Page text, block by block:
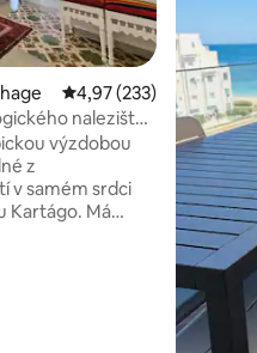
Průměrné hodnocení
4,97 (233)
naleziště
výzdobou
z
v samém srdci
Kartágo. Má